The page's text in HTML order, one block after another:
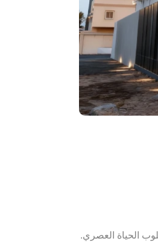
الحياة العصري.